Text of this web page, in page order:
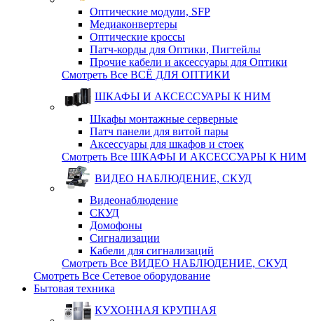
Оптические модули, SFP
Медиаконвертеры
Оптические кросcы
Патч-корды для Оптики, Пигтейлы
Прочие кабели и аксессуары для Оптики
Смотреть Все ВСЁ ДЛЯ ОПТИКИ
ШКАФЫ И АКСЕССУАРЫ К НИМ
Шкафы монтажные серверные
Патч панели для витой пары
Аксессуары для шкафов и стоек
Смотреть Все ШКАФЫ И АКСЕССУАРЫ К НИМ
ВИДЕО НАБЛЮДЕНИЕ, СКУД
Видеонаблюдение
СКУД
Домофоны
Сигнализации
Кабели для сигнализаций
Смотреть Все ВИДЕО НАБЛЮДЕНИЕ, СКУД
Смотреть Все Сетевое оборудование
Бытовая техника
КУХОННАЯ КРУПНАЯ